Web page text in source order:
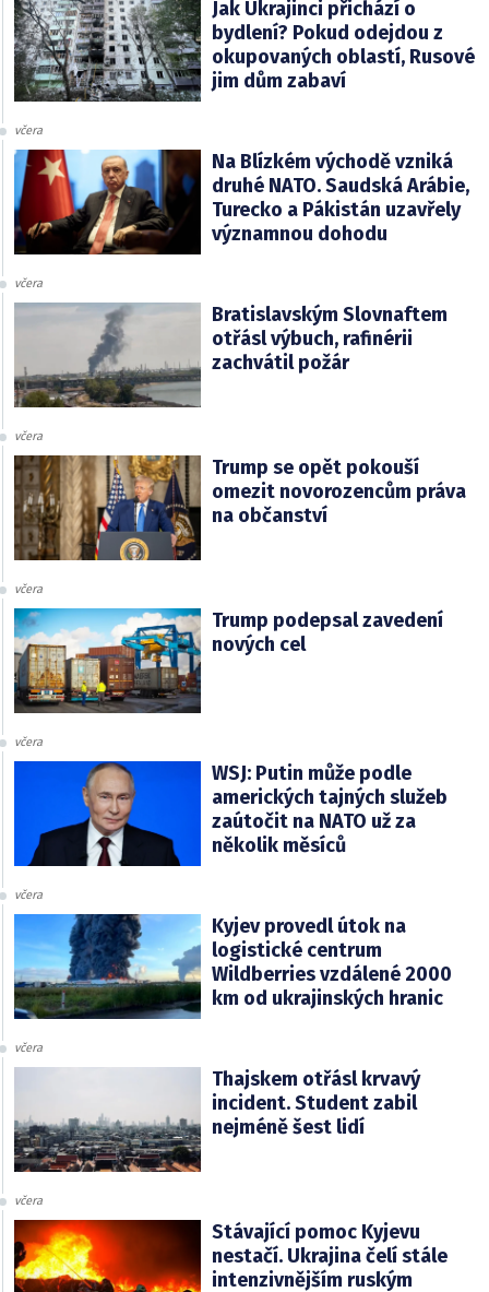
Jak Ukrajinci přichází o
bydlení? Pokud odejdou z
okupovaných oblastí, Rusové
jim dům zabaví
včera
Na Blízkém východě vzniká
druhé NATO. Saudská Arábie,
Turecko a Pákistán uzavřely
významnou dohodu
včera
Bratislavským Slovnaftem
otřásl výbuch, rafinérii
zachvátil požár
včera
Trump se opět pokouší
omezit novorozencům práva
na občanství
včera
Trump podepsal zavedení
nových cel
včera
WSJ: Putin může podle
amerických tajných služeb
zaútočit na NATO už za
několik měsíců
včera
Kyjev provedl útok na
logistické centrum
Wildberries vzdálené 2000
km od ukrajinských hranic
včera
Thajskem otřásl krvavý
incident. Student zabil
nejméně šest lidí
včera
Stávající pomoc Kyjevu
nestačí. Ukrajina čelí stále
intenzivnějším ruským